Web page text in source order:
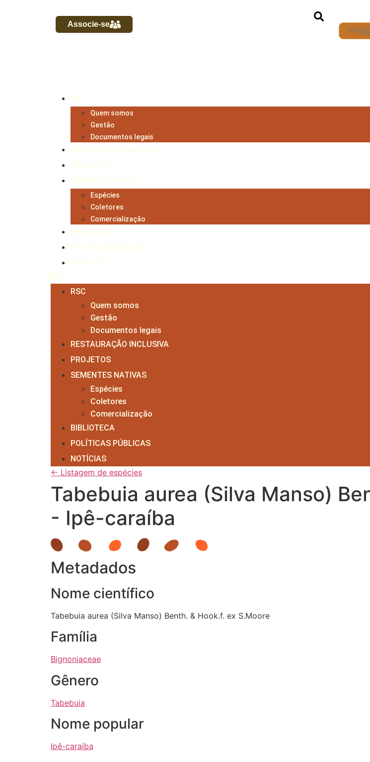
Associe-se
Quem somos
Gestão
Documentos legais
Espécies
Coletores
Comercialização
RSC
Quem somos
Gestão
Documentos legais
RESTAURAÇÃO INCLUSIVA
PROJETOS
SEMENTES NATIVAS
Espécies
Coletores
Comercialização
BIBLIOTECA
POLÍTICAS PÚBLICAS
NOTÍCIAS
← Listagem de espécies
Tabebuia aurea (Silva Manso)
- Ipê-caraíba
Metadados
Nome científico
Tabebuia aurea (Silva Manso) Benth. & Hook.f. ex S.Moore
Família
Bignoniaceae
Gênero
Tabebuia
Nome popular
Ipê-caraíba